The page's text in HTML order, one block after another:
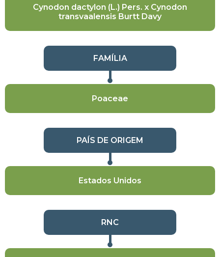
Cynodon dactylon (L.) Pers. x Cynodon
transvaalensis Burtt Davy
FAMÍLIA
Poaceae
PAÍS DE ORIGEM
Estados Unidos
RNC